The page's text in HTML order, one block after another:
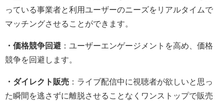
っている事業者と利用ユーザーのニーズをリアルタイムで
マッチングさせることができます。
・価格競争回避 ：ユーザーエンゲージメントを高め、価格
競争を回避します。
・ダイレクト販売 ：ライブ配信中に視聴者が欲しいと思っ
た瞬間を逃さずに離脱させることなくワンストップで販売